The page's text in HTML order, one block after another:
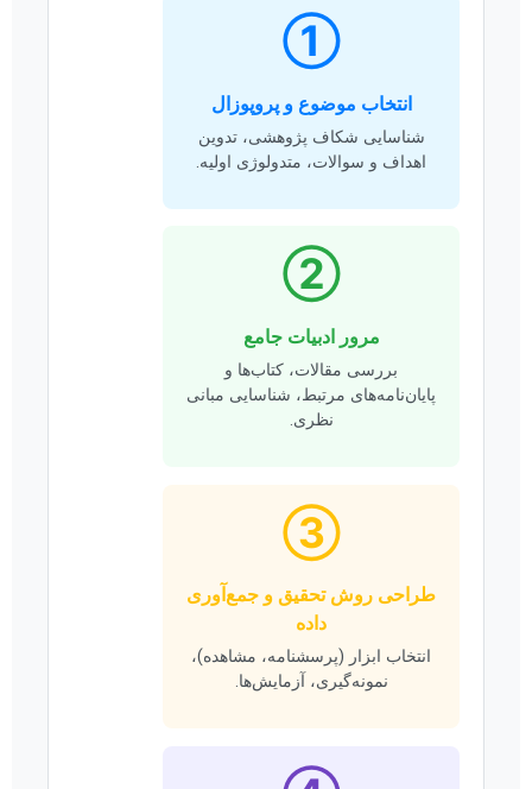
①
انتخاب موضوع و پروپوزال
شناسایی شکاف پژوهشی، تدوین
اهداف و سوالات، متدولوژی اولیه.
②
مرور ادبیات جامع
بررسی مقالات، کتاب‌ها و
پایان‌نامه‌های مرتبط، شناسایی مبانی
نظری.
③
طراحی روش تحقیق و جمع‌آوری
داده
انتخاب ابزار (پرسشنامه، مشاهده)،
نمونه‌گیری، آزمایش‌ها.